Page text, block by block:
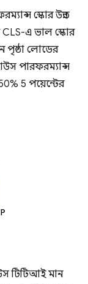
স্কোর উন্নত
CLS-এ ভাল স্কোর
পৃষ্ঠা লোডের
পারফরম্যান্স
5 পয়েন্টের
টিটিআই মান